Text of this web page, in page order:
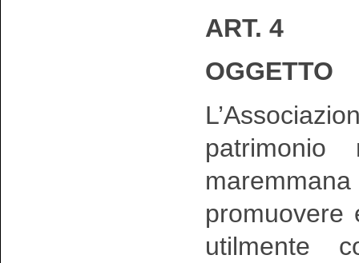
ART. 4
OGGETTO
promuovere
utilmente